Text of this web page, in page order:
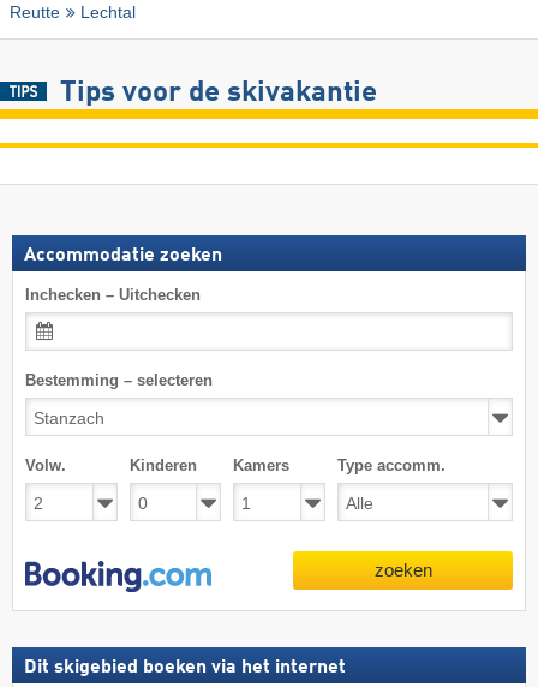
Reutte
Lechtal
Tips voor de skivakantie
Accommodatie zoeken
Inchecken – Uitchecken
Bestemming – selecteren
Volw. Kinderen Kamers Type accomm.
zoeken
Dit skigebied boeken via het internet